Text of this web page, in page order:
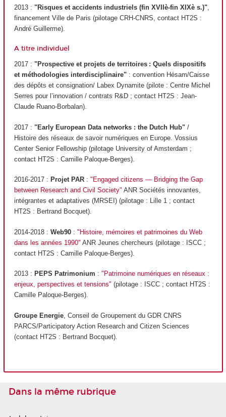
2013 : "Risques et accidents industriels (fin XVIIè-fin XIXè s.)",
financement Ville de Paris (pilotage CRH-CNRS, contact HT2S :
André Guillerme).
A titre individuel
2017 : "Prospective et projets de territoires : Quels dispositifs
et méthodologies interdisciplinaire" : convention Hésam/Caisse
des dépôts et consignation/ Labex Dynamite (pilote : Centre Michel
Serres pour l’innovation / contrats R&D ; contact HT2S : Jean-
Claude Ruano-Borbalan).
2017 : "Early European Data networks : the Dutch Hub" /
Histoire des réseaux de savoir numériques en Europe. Vossius
Center Senior Fellowship (pilotage University of Amsterdam ;
contact HT2S : Camille Paloque-Berges).
2016-2017 : Projet PAR : "Engaged citizens — Bridging the Gap
between Research and Civil Society" ANR Sociétés innovantes,
intégrantes et adaptatives (MRSEI) (pilotage : Lille 1 ; contact
HT2S : Bertrand Bocquet).
2014-2018 : Web90 : "Histoire, mémoires et patrimoines du Web
dans les années 1990" ANR Jeunes chercheurs (pilotage : ISCC ;
contact HT2S : Camille Paloque-Berges).
2013 : PEPS Patrimonium : "Patrimoine numériques en réseaux :
enjeux, perspectives et tensions" (pilotage : ISCC ; contact HT2S :
Camille Paloque-Berges).
Groupe Energie , Conseil de Groupement du GDR CNRS
PARCS/Participatory Action Research and Citizen Sciences
(contact HT2S : Bertrand Bocquet).
Dans la même rubrique